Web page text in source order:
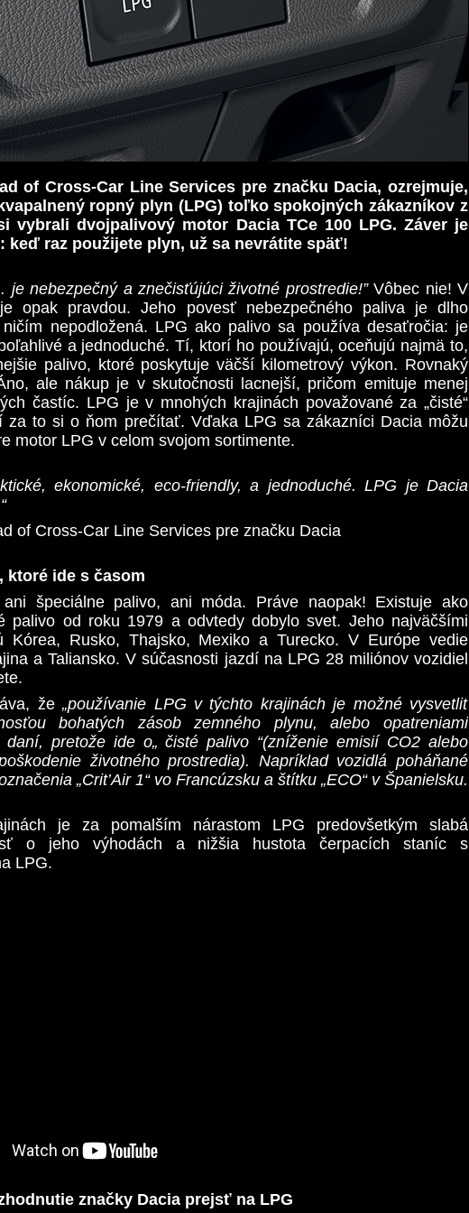
of Cross-Car Line Services pre značku Dacia, ozrejmuje,
ropný plyn (LPG) toľko spokojných zákazníkov z
vybrali dvojpalivový motor Dacia TCe 100 LPG. Záver je
keď raz použijete plyn, už sa nevrátite späť!
je nebezpečný a znečisťújúci životné prostredie!”Vôbec nie! V
opak pravdou. Jeho povesť nebezpečného paliva je dlho
nepodložená. LPG ako palivo sa používa desaťročia: je
a jednoduché. Tí, ktorí ho používajú, oceňujú najmä to,
palivo, ktoré poskytuje väčší kilometrový výkon. Rovnaký
ale nákup je v skutočnosti lacnejší, pričom emituje menej
častíc. LPG je v mnohých krajinách považované za „čisté“
za to si o ňom prečítať. Vďaka LPG sa zákazníci Dacia môžu
motor LPG v celom svojom sortimente.
ekonomické, eco-friendly, a jednoduché. LPG je Dacia
of Cross-Car Line Services pre značku Dacia
ktoré ide s časom
špeciálne palivo, ani móda. Práve naopak! Existuje ako
palivo od roku 1979 a odvtedy dobylo svet. Jeho najväčšími
Kórea, Rusko, Thajsko, Mexiko a Turecko. V Európe vedie
a Taliansko. V súčasnosti jazdí na LPG 28 miliónov vozidiel
že„používanie LPG v týchto krajinách je možné vysvetliť
bohatých zásob zemného plynu, alebo opatreniami
daní, pretože ide o„ čisté palivo “(zníženie emisií CO2 alebo
životného prostredia). Napríklad vozidlá poháňané
„Crit’Air 1“ vo Francúzsku a štítku „ECO“ v Španielsku.
je za pomalším nárastom LPG predovšetkým slabá
o jeho výhodách a nižšia hustota čerpacích staníc s
LPG.
značky Dacia prejsť na LPG